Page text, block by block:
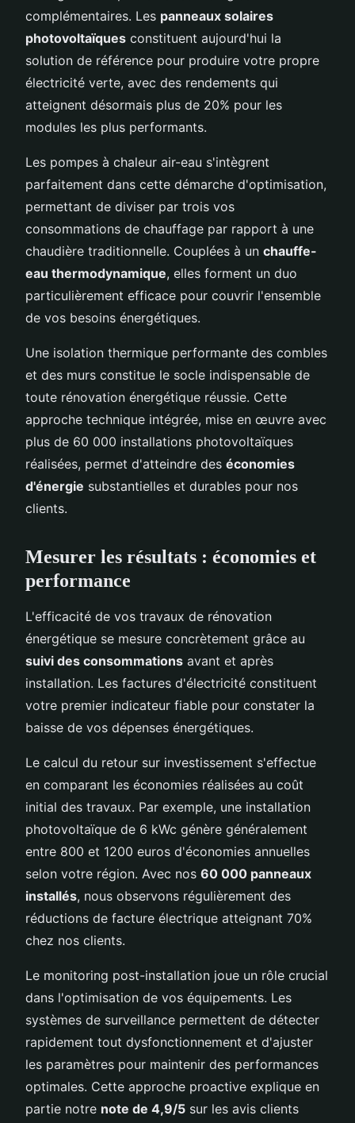
complémentaires. Les panneaux solaires
photovoltaïques constituent aujourd'hui la
solution de référence pour produire votre propre
électricité verte, avec des rendements qui
atteignent désormais plus de 20% pour les
modules les plus performants.
Les pompes à chaleur air-eau s'intègrent
parfaitement dans cette démarche d'optimisation,
permettant de diviser par trois vos
consommations de chauffage par rapport à une
chaudière traditionnelle. Couplées à un chauffe-
eau thermodynamique, elles forment un duo
particulièrement efficace pour couvrir l'ensemble
de vos besoins énergétiques.
Une isolation thermique performante des combles
et des murs constitue le socle indispensable de
toute rénovation énergétique réussie. Cette
approche technique intégrée, mise en œuvre avec
plus de 60 000 installations photovoltaïques
réalisées, permet d'atteindre des économies
d'énergie substantielles et durables pour nos
clients.
Mesurer les résultats : économies et
performance
L'efficacité de vos travaux de rénovation
énergétique se mesure concrètement grâce au
suivi des consommations avant et après
installation. Les factures d'électricité constituent
votre premier indicateur fiable pour constater la
baisse de vos dépenses énergétiques.
Le calcul du retour sur investissement s'effectue
en comparant les économies réalisées au coût
initial des travaux. Par exemple, une installation
photovoltaïque de 6 kWc génère généralement
entre 800 et 1200 euros d'économies annuelles
selon votre région. Avec nos 60 000 panneaux
installés, nous observons régulièrement des
réductions de facture électrique atteignant 70%
chez nos clients.
Le monitoring post-installation joue un rôle crucial
dans l'optimisation de vos équipements. Les
systèmes de surveillance permettent de détecter
rapidement tout dysfonctionnement et d'ajuster
les paramètres pour maintenir des performances
optimales. Cette approche proactive explique en
partie notre note de 4,9/5 sur les avis clients